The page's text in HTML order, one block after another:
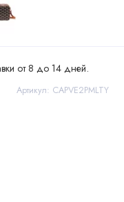
от 8 до 14 дней.
Артикул: CAPVE2PMLTY